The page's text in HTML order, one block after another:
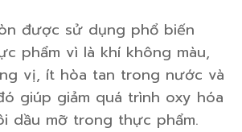
được sử dụng phổ biến
phẩm vì là khí không màu,
vị, ít hòa tan trong nước và
giúp giảm quá trình oxy hóa
dầu mỡ trong thực phẩm.